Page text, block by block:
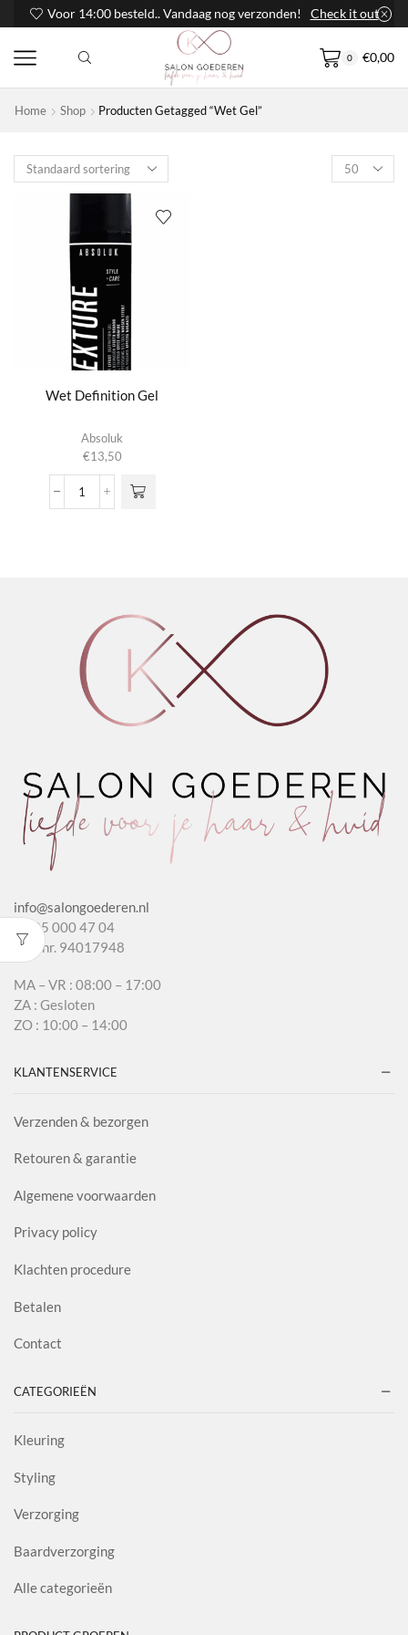
Voor 14:00 besteld.. Vandaag nog verzonden! Check it out
0 €0,00
Home Shop Producten Getagged “Wet Gel”
Products
per
Wet Definition Gel
Absoluk
€13,50
Wet
info@salongoederen.nl
T 085 000 47 04
KvK nr. 94017948
MA – VR : 08:00 – 17:00
ZA : Gesloten
ZO : 10:00 – 14:00
KLANTENSERVICE
Verzenden & bezorgen
Retouren & garantie
Algemene voorwaarden
Privacy policy
Klachten procedure
Betalen
Contact
CATEGORIEËN
Kleuring
Styling
Verzorging
Baardverzorging
Alle categorieën